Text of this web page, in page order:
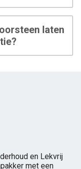
laten
en Lekvrij
met een